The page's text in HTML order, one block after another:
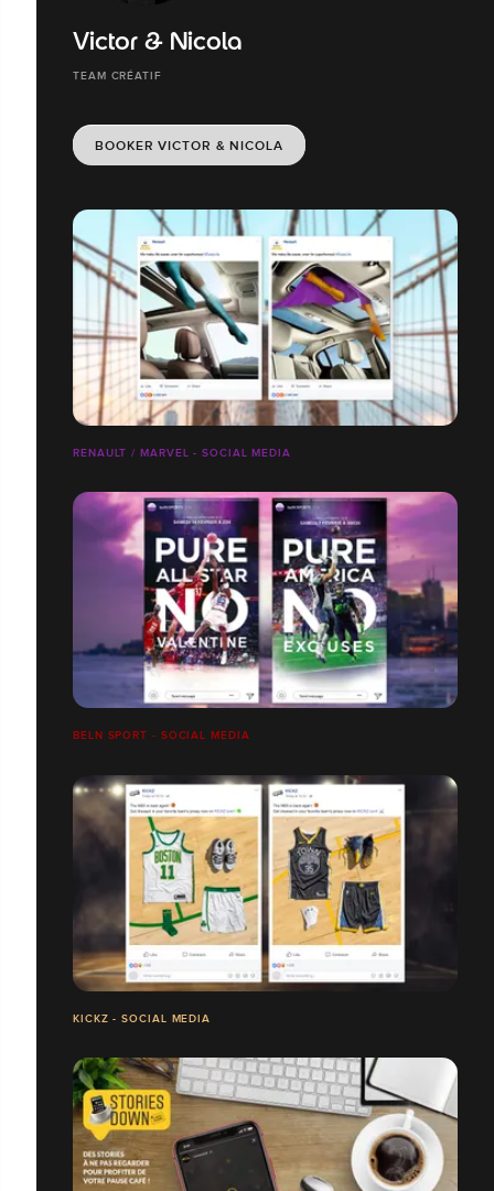
Victor & Nicola
TEAM CRÉATIF
BOOKER VICTOR & NICOLA
RENAULT / MARVEL - SOCIAL MEDIA
BELN SPORT - SOCIAL MEDIA
KICKZ - SOCIAL MEDIA